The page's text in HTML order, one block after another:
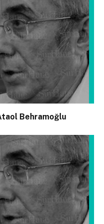
Behramoğlu